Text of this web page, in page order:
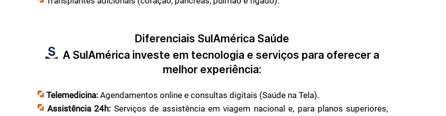
Diferenciais SulAmérica Saúde
A SulAmérica investe em tecnologia e serviços para oferecer a
melhor experiência:
Telemedicina: Agendamentos online e consultas digitais (Saúde na Tela).
Assistência 24h: Serviços de assistência em viagem nacional e, para planos superiores,